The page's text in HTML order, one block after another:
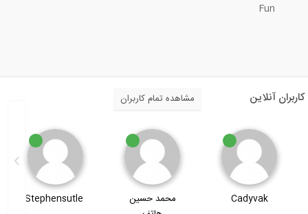
طراحی مراکز مدیریت بحران - رادیو 808:...
بهترین لپ تاپ های سال 2017 برای...
Fun
کاربران آنلاین مشاهده تمام کاربران
محمد حسین
Stephensutle محسن فیروزی